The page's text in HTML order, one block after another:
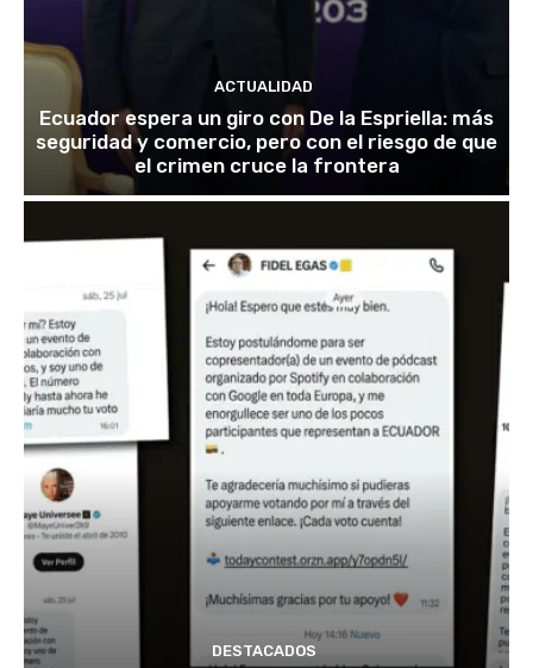
ACTUALIDAD
Ecuador espera un giro con De la Espriella: más
seguridad y comercio, pero con el riesgo de que
el crimen cruce la frontera
DESTACADOS